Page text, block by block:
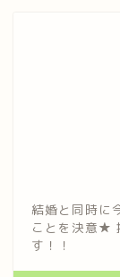
結婚と同時に
ことを決意★
す！！